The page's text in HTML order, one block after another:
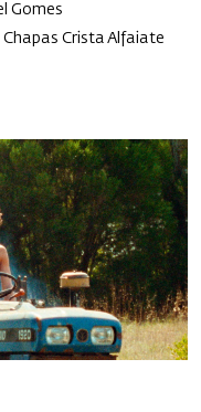
Gomes
Crista Alfaiate